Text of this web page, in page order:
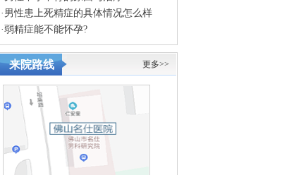
· 男性患上死精症的具体情况怎么样
·弱精症能不能怀孕?
来院路线 更多>>